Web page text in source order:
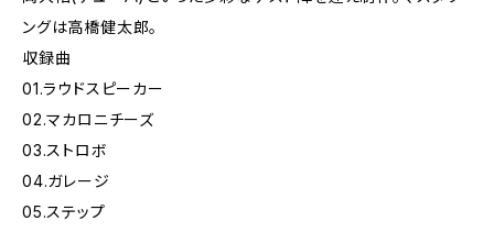
ングは高橋健太郎。
収録曲
01.ラウドスピーカー
02.マカロニチーズ
03.ストロボ
04.ガレージ
05.ステップ